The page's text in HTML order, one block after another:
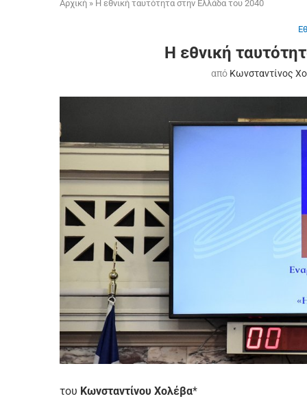
Αρχική » Η εθνική ταυτότητα στην Ελλάδα του 2040
Η εθνική
από Κωνσταντίνος
του Κωνσταντίνου Χολέβα*